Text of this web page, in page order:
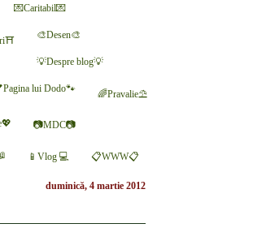
💌Caritabil💌
🎨Desen🎨
💡Despre blog💡
lui Dodo🐾 🌈Pravalie⛱
📷MDC📷
📱Vlog 💻 📋WWW📋
duminică, 4 martie 2012